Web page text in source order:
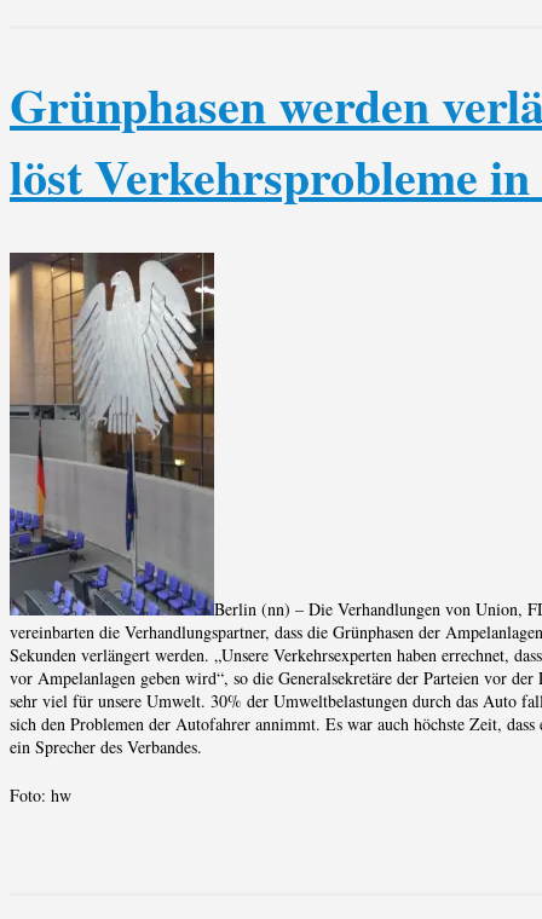
Grünphasen werden
löst Verkehrsprobleme
Berlin (nn) – Die Verhandlungen von Union,
vereinbarten die Verhandlungspartner, dass die Grünphasen der
Sekunden verlängert werden. „Unsere Verkehrsexperten haben errechnet,
vor Ampelanlagen geben wird“, so die Generalsekretäre der Parteien vor
sehr viel für unsere Umwelt. 30% der Umweltbelastungen durch das Auto
sich den Problemen der Autofahrer annimmt. Es war auch höchste Zeit,
ein Sprecher des Verbandes.
Foto: hw